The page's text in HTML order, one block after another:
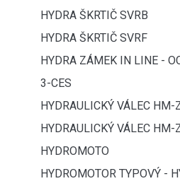
HYDRA ŠKRTIČ SVRB
HYDRA ŠKRTIČ SVRF
HYDRA ZÁMEK IN LINE -
3-CES
HYDRAULICKÝ VÁLEC HM-
HYDRAULICKÝ VÁLEC
HYDROMOTO
HYDROMOTOR TYPOVÝ -